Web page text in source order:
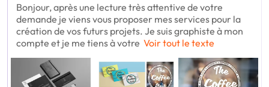
Bonjour, après une lecture très attentive de votre
demande je viens vous proposer mes services pour la
création de vos futurs projets. Je suis graphiste à mon
compte et je me tiens à votre Voir tout le texte